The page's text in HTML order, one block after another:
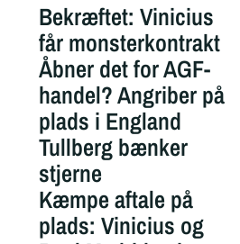
Bekræftet: Vinicius
får monsterkontrakt
Åbner det for AGF-
handel? Angriber på
plads i England
Tullberg bænker
stjerne
Kæmpe aftale på
plads: Vinicius og